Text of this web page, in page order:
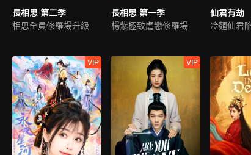
長相思 第二季
相思全員修羅場升級
長相思 第一季
楊紫極致虐戀修羅場
仙君有劫
VIP VIP